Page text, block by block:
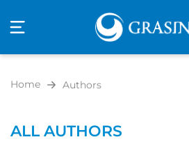
navigation
Home Authors
ALL AUTHORS